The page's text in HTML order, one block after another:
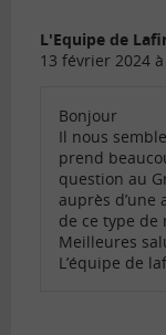
L'Equipe de
13 février 2024
Bonjour
Il nous
prend
question au
auprès
de ce type de
Meilleures
L’équipe de